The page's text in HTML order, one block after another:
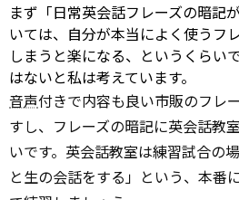
まず「日常英会話フレーズの暗記
いては、自分が本当によく使うフ
しまうと楽になる、というくらい
はないと私は考えています。
音声付きで内容も良い市販のフレ
すし、フレーズの暗記に英会話教
いです。英会話教室は練習試合の
と生の会話をする」という、本番